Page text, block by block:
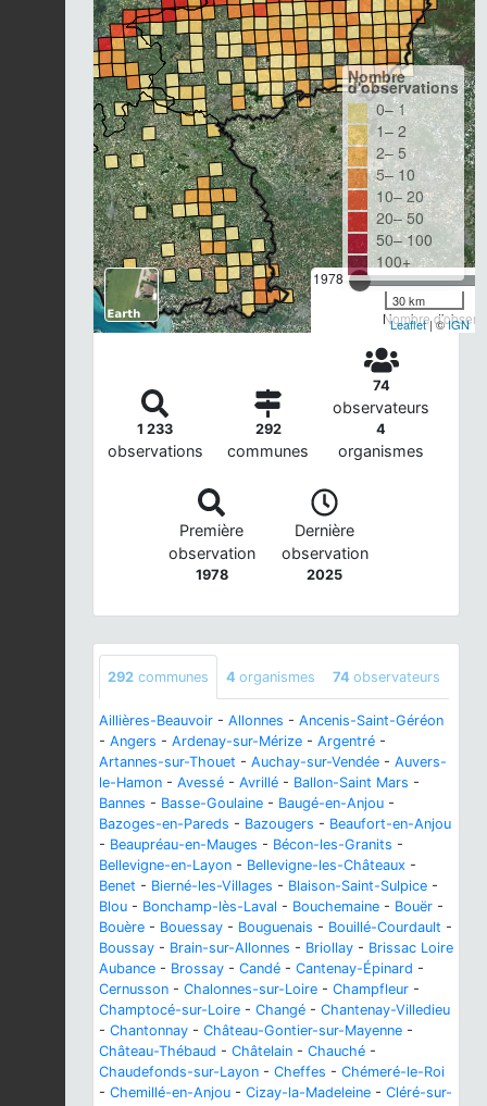
1978
Nombre
Nombre
d'observations
0– 1
1– 2
2– 5
5– 10
10– 20
20– 50
50– 100
100+
30 km
Leaflet| ©IGN
1 233
observations
292
communes
74
observateurs
4
organismes
Première
observation
1978
Dernière
observation
2025
292 communes 4 organismes 74 observateurs
Aillières-Beauvoir - Allonnes - Ancenis-Saint-Géréon
- Angers - Ardenay-sur-Mérize - Argentré -
Artannes-sur-Thouet - Auchay-sur-Vendée - Auvers-
le-Hamon - Avessé - Avrillé - Ballon-Saint Mars -
Bannes - Basse-Goulaine - Baugé-en-Anjou -
Bazoges-en-Pareds - Bazougers - Beaufort-en-Anjou
- Beaupréau-en-Mauges - Bécon-les-Granits -
Bellevigne-en-Layon - Bellevigne-les-Châteaux -
Benet - Bierné-les-Villages - Blaison-Saint-Sulpice -
Blou - Bonchamp-lès-Laval - Bouchemaine - Bouër -
Bouère - Bouessay - Bouguenais - Bouillé-Courdault -
Boussay - Brain-sur-Allonnes - Briollay - Brissac Loire
Aubance - Brossay - Candé - Cantenay-Épinard -
Cernusson - Chalonnes-sur-Loire - Champfleur -
Champtocé-sur-Loire - Changé - Chantenay-Villedieu
- Chantonnay - Château-Gontier-sur-Mayenne -
Château-Thébaud - Châtelain - Chauché -
Chaudefonds-sur-Layon - Cheffes - Chémeré-le-Roi
- Chemillé-en-Anjou - Cizay-la-Madeleine - Cléré-sur-